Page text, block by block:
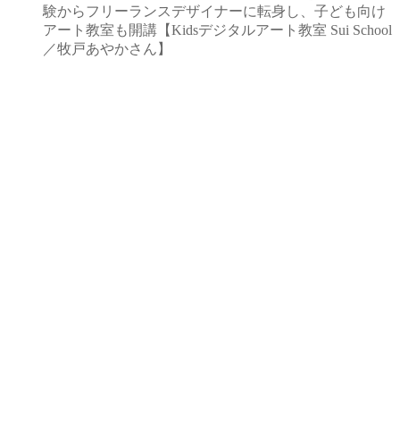
験からフリーランスデザイナーに転身し、子ども向け
アート教室も開講【Kidsデジタルアート教室 Sui School
／牧戸あやかさん】